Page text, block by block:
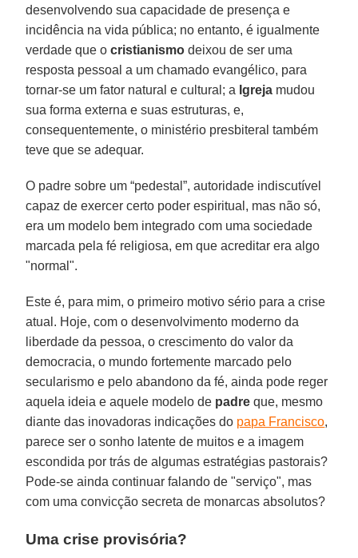
desenvolvendo sua capacidade de presença e
incidência na vida pública; no entanto, é igualmente
verdade que ocristianismo deixou de ser uma
resposta pessoal a um chamado evangélico, para
tornar-se um fator natural e cultural; a Igreja mudou
sua forma externa e suas estruturas, e,
consequentemente, o ministério presbiteral também
teve que se adequar.
O padre sobre um “pedestal”, autoridade indiscutível
capaz de exercer certo poder espiritual, mas não só,
era um modelo bem integrado com uma sociedade
marcada pela fé religiosa, em que acreditar era algo
"normal".
Este é, para mim, o primeiro motivo sério para a crise
atual. Hoje, com o desenvolvimento moderno da
liberdade da pessoa, o crescimento do valor da
democracia, o mundo fortemente marcado pelo
secularismo e pelo abandono da fé, ainda pode reger
aquela ideia e aquele modelo de padre que, mesmo
diante das inovadoras indicações do papa Francisco,
parece ser o sonho latente de muitos e a imagem
escondida por trás de algumas estratégias pastorais?
Pode-se ainda continuar falando de "serviço", mas
com uma convicção secreta de monarcas absolutos?
Uma crise provisória?